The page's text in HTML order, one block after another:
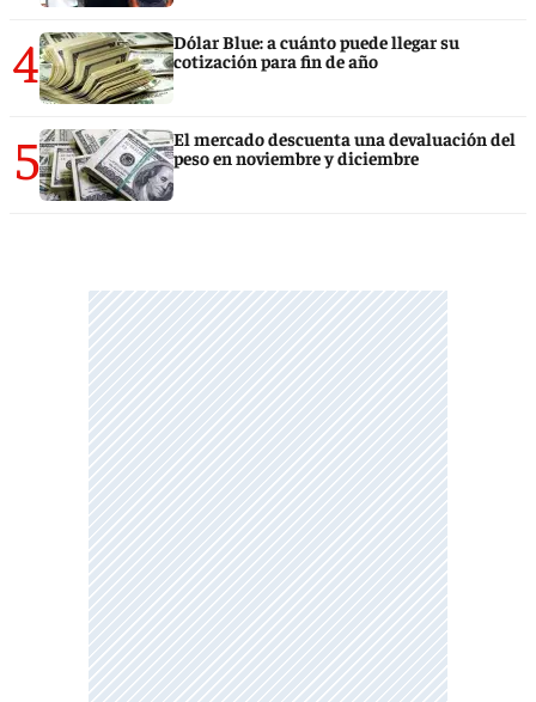
4
Dólar Blue: a cuánto puede llegar su
cotización para fin de año
5
El mercado descuenta una devaluación del
peso en noviembre y diciembre